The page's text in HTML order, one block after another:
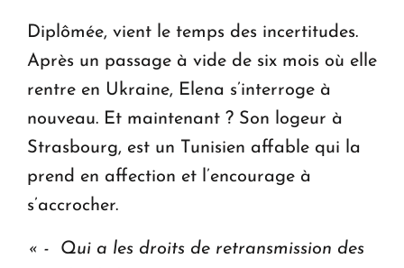
Diplômée, vient le temps des incertitudes.
Après un passage à vide de six mois où elle
rentre en Ukraine, Elena s’interroge à
nouveau. Et maintenant ? Son logeur à
Strasbourg, est un Tunisien affable qui la
prend en affection et l’encourage à
s’accrocher.
« - Qui a les droits de retransmission des